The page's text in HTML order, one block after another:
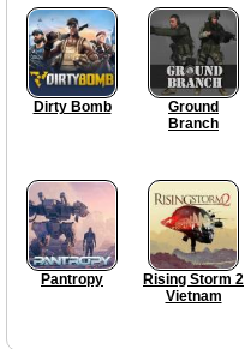
Dirty Bomb
Ground
Branch
Pantropy
Rising Storm 2
Vietnam